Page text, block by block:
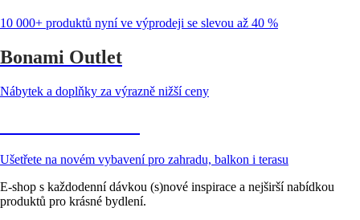
10 000+ produktů nyní ve výprodeji se slevou až 40 %
Bonami Outlet
Nábytek a doplňky za výrazně nižší ceny
Ušetřete na novém vybavení pro zahradu, balkon i terasu
E-shop s každodenní dávkou (s)nové inspirace a nejširší nabídkou
produktů pro krásné bydlení.